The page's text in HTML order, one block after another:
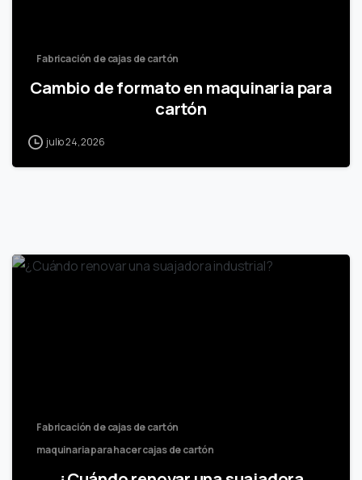
Fabricación de cajas de cartón
Cambio de formato en maquinaria para
cartón
julio 24, 2026
Fabricación de cajas de cartón
maquinaria para hacer cajas de cartón